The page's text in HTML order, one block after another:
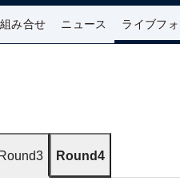
組み合せ ニュース ライブフォ
Round3 Round4